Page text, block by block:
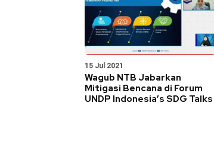
15 Jul 2021
Wagub NTB Jabarkan
Mitigasi Bencana di Forum
UNDP Indonesia’s SDG Talks